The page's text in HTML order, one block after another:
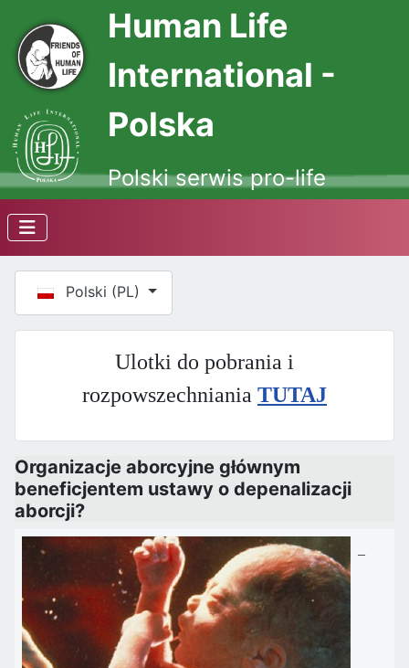
Human Life
International -
Polska
Polski serwis pro-life
Wybierz swój język
Polski (PL)
Ulotki do pobrania i
rozpowszechniania TUTAJ
Organizacje aborcyjne głównym
beneficjentem ustawy o depenalizacji
aborcji?
–